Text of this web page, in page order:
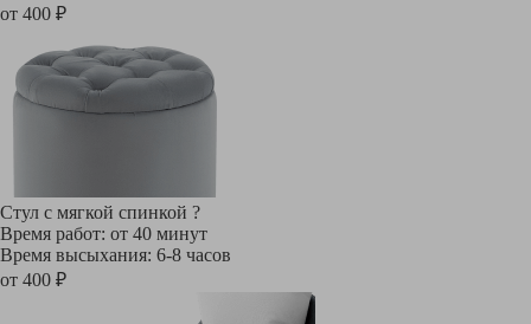
от 400 ₽
Стул с мягкой спинкой ?
Время работ: от 40 минут
Время высыхания: 6-8 часов
от 400 ₽